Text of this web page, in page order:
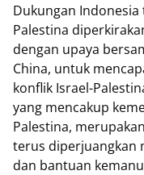
Dukungan
Palestina
dengan upaya
China, untuk
konflik Israel-
yang mencakup
Palestina,
terus diperjuangkan
dan bantuan